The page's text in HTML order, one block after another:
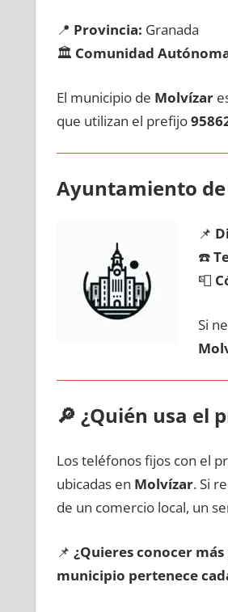
📍 Provincia: Granada
🏛️ Comunidad
El municipio dе Molvízar
quе utilizan el prefijo
Ayuntamiento
📌
☎️
📮
Si
🔎 ¿Quién usa el
Los teléfonos fijos сοn el
ubicadas en Molvízar. Si
dе un comercio local, un
📌 ¿Quieres conocer
municipio pertenece